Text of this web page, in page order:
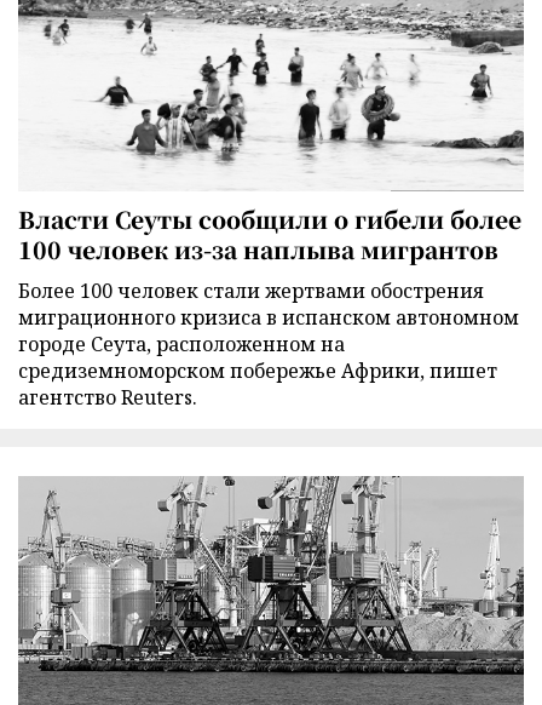
Власти Сеуты сообщили о гибели более
100 человек из-за наплыва мигрантов
Более 100 человек стали жертвами обострения
миграционного кризиса в испанском автономном
городе Сеута, расположенном на
средиземноморском побережье Африки, пишет
агентство Reuters.